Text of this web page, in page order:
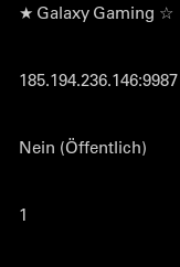
★ Galaxy Gaming ☆
185.194.236.146:9987
Nein (Öffentlich)
1